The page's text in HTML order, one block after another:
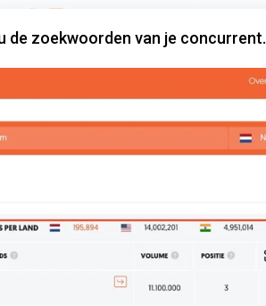
de zoekwoorden van je concurrent.